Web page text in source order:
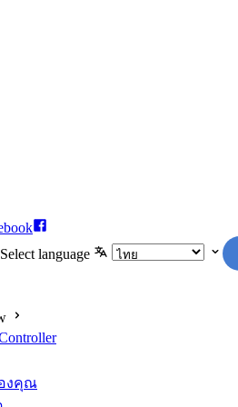
Select language
งคุณ